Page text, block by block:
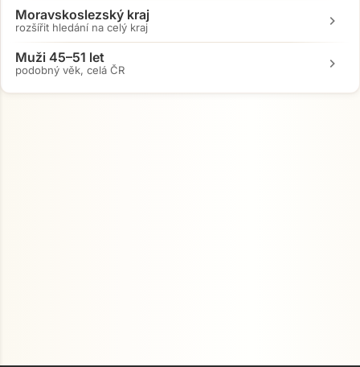
Moravskoslezský kraj
rozšířit hledání na celý kraj chevron_right
Muži 45–51 let
podobný věk, celá ČR chevron_right